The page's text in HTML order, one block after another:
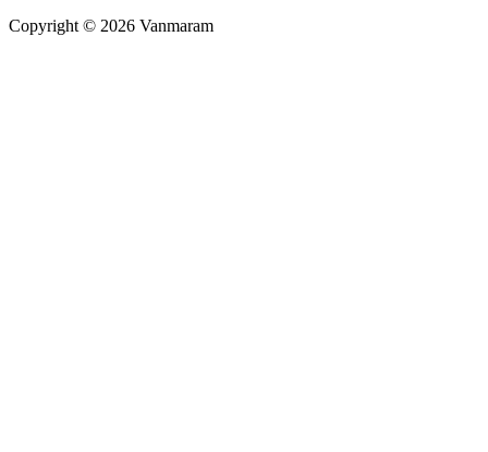
Copyright © 2026 Vanmaram